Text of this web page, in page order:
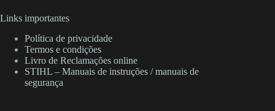
Links importantes
Política de privacidade
Termos e condições
Livro de Reclamações online
STIHL – Manuais de instruções / manuais de
segurança